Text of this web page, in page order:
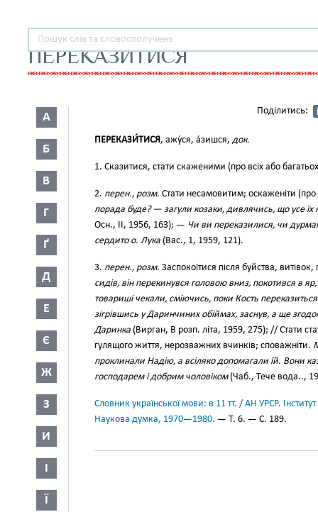
ПЕРЕКАЗИТИСЯ
А
Б
В
Г
Ґ
Д
Е
Є
Ж
З
И
І
Ї
Поділитись:
ПЕРЕКАЗИ́ТИСЯ, ажу́ся, а́зишся, док.
1. Сказитися, стати скаженими (про всіх або
2. перен., розм. Стати несамовитим; оскаженіти
порада буде? — загули козаки, дивлячись, що усе їх
Осн., II, 1956, 163); — Чи ви переказилися, чи
сердито о. Лука (Вас., 1, 1959, 121).
3. перен., розм. Заспокоїтися після буйства,
сидів, він перекинувся головою вниз, покотився в
товариші чекали, сміючись, поки Кость переказиться
зігрівшись у Даринчиних обіймах, заснув, а ще
Даринка (Вирган, В розп. літа, 1959, 275); // Стати
гулящого життя, нерозважних вчинків; споважніти.
проклинали Надію, а всіляко допомагали їй. Вони
господарем і добрим чоловіком(Чаб., Тече вода..,
Словник української мови: в 11 тт. / АН УРСР.
Наукова думка, 1970—1980. — Т. 6. — С. 189.